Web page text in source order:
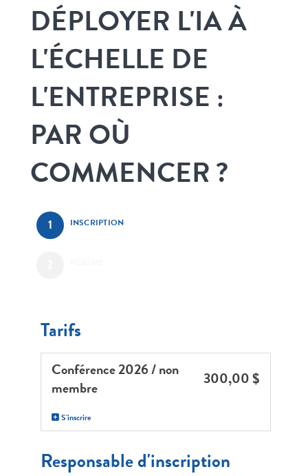
DÉPLOYER L'IA À
L'ÉCHELLE DE
L'ENTREPRISE :
PAR OÙ
COMMENCER ?
INSCRIPTION
Tarifs
Conférence 2026 / non
membre
300,00 $
S'inscrire
Responsable d'inscription